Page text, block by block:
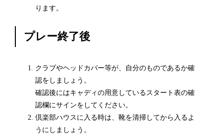
ります。
プレー終了後
クラブやヘッドカバー等が、自分のものであるか確
認をしましょう。
確認後にはキャディの用意しているスタート表の確
認欄にサインをしてください。
倶楽部ハウスに入る時は、靴を清掃してから入るよ
うにしましょう。